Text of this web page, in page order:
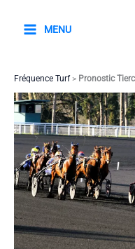
MENU
Fréquence Turf> Pronostic